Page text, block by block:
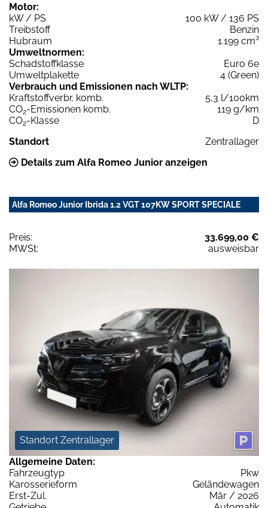
Motor:
kW / PS
100 kW / 136 PS
Treibstoff
Benzin
Hubraum
1.199 cm³
Umweltnormen:
Schadstoffklasse
Euro 6e
Umweltplakette
4 (Green)
Verbrauch und Emissionen nach WLTP:
Kraftstoffverbr. komb.
5,3 l/100km
CO2-Emissionen komb.
119 g/km
CO2-Klasse
D
Standort
Zentrallager
Details zum Alfa Romeo Junior anzeigen
Alfa Romeo Junior Ibrida 1.2 VGT 107KW SPORT SPECIALE
Preis:
33.699,00 €
MWSt:
ausweisbar
Standort Zentrallager
Allgemeine Daten:
Fahrzeugtyp
Pkw
Karosserieform
Geländewagen
Erst-Zul.
Mär / 2026